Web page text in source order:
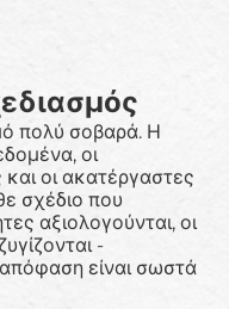
πολύ σοβαρά. Η
οι
οι ακατέργαστες
σχέδιο που
αξιολογούνται, οι
-
είναι σωστά